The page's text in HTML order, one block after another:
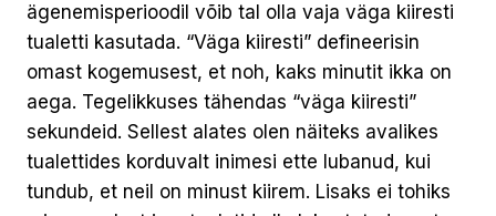
ägenemisperioodil võib tal olla vaja väga kiiresti
tualetti kasutada. “Väga kiiresti” defineerisin
omast kogemusest, et noh, kaks minutit ikka on
aega. Tegelikkuses tähendas “väga kiiresti”
sekundeid. Sellest alates olen näiteks avalikes
tualettides korduvalt inimesi ette lubanud, kui
tundub, et neil on minust kiirem. Lisaks ei tohiks